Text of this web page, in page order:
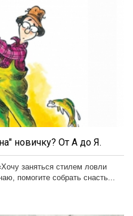
новичку? От А до Я.
заняться стилем ловли
помогите собрать снасть...